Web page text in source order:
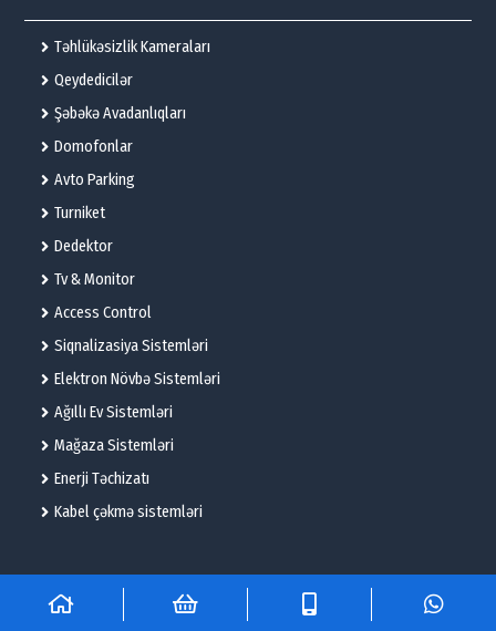
Təhlükəsizlik Kameraları
Qeydedicilər
Şəbəkə Avadanlıqları
Domofonlar
Avto Parking
Turniket
Dedektor
Tv & Monitor
Access Control
Siqnalizasiya Sistemləri
Elektron Növbə Sistemləri
Ağıllı Ev Sistemləri
Mağaza Sistemləri
Enerji Təchizatı
Kabel çəkmə sistemləri
© 2025 – Flame Technologies